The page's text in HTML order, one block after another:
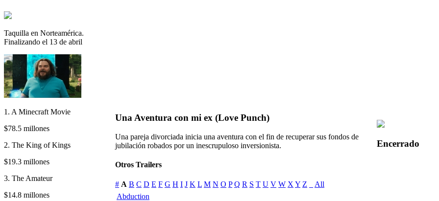
Taquilla en Norteamérica.
Finalizando el 13 de abril
1. A Minecraft Movie
$78.5 millones
2. The King of Kings
$19.3 millones
3. The Amateur
$14.8 millones
Una Aventura con mi ex (Love Punch)
Una pareja divorciada inicia una aventura con el fin de recuperar sus fondos de
jubilación robados por un inescrupuloso inversionista.
Otros Trailers
# A B C D E F G H I J K L M N O P Q R S T U V W X Y Z
All
Abduction
Encerrado